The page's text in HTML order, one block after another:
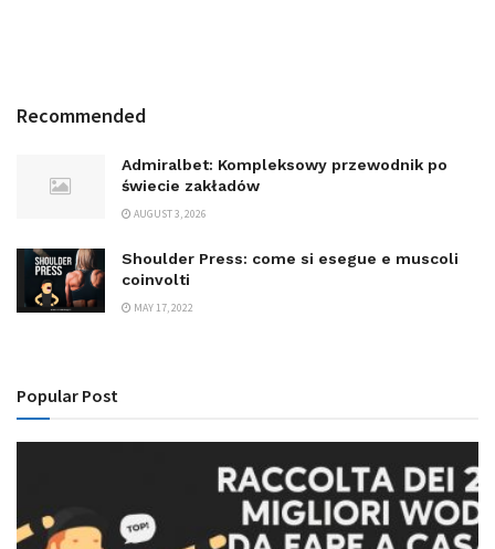
Recommended
Admiralbet: Kompleksowy przewodnik po
świecie zakładów
AUGUST 3, 2026
Shoulder Press: come si esegue e muscoli
coinvolti
MAY 17, 2022
Popular Post